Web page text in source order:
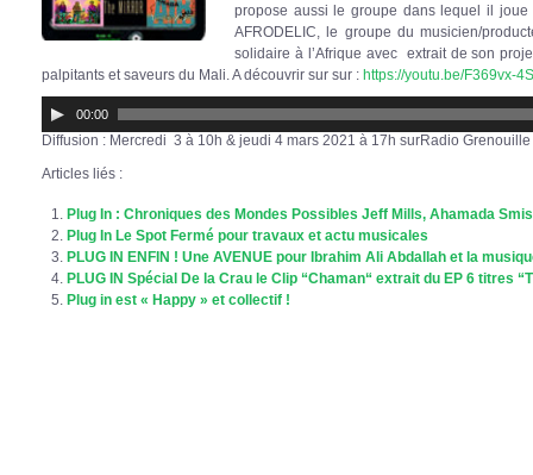
propose aussi le groupe dans lequel il
AFRODELIC, le groupe du musicien/
solidaire à l’Afrique avec extrait de son
palpitants et saveurs du Mali. A découvrir sur sur : https://youtu.be/F369vx-
audio00:00
Diffusion : Mercredi 3 à 10h & jeudi 4 mars 2021 à 17h surRadio Grenouille
Articles liés :
Plug In : Chroniques des Mondes Possibles Jeff Mills, Ahamada
Plug In Le Spot Fermé pour travaux et actu musicales
PLUG IN ENFIN ! Une AVENUE pour Ibrahim Ali Abdallah et la
PLUG IN Spécial De la Crau le Clip “Chaman“ extrait du EP 6 titres
Plug in est « Happy » et collectif !